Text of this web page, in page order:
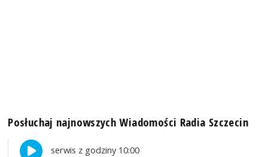
Posłuchaj najnowszych Wiadomości Radia Szczecin
serwis z godziny 10:00